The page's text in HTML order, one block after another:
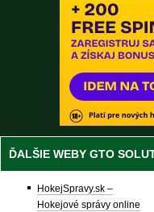
ĎALŠIE WEBY GTO
HokejSpravy.sk –
Hokejové správy online